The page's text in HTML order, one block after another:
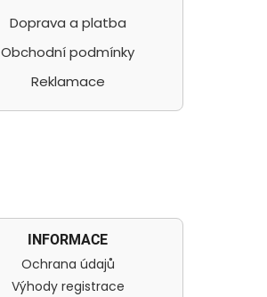
Doprava a platba
Obchodní podmínky
Reklamace
INFORMACE
Ochrana údajů
Výhody registrace